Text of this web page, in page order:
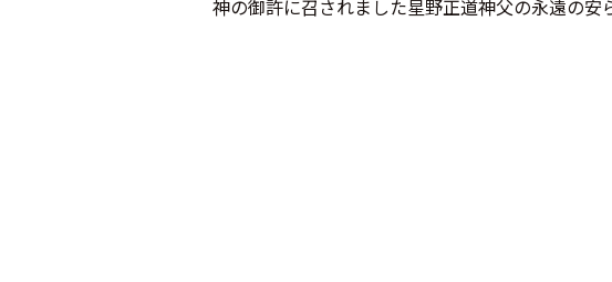
神の御許に召されました星野正道神父の永遠の安